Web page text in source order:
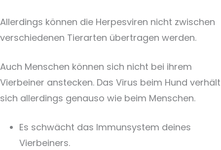
Allerdings können die Herpesviren nicht zwischen
verschiedenen Tierarten übertragen werden.
Auch Menschen können sich nicht bei ihrem
Vierbeiner anstecken. Das Virus beim Hund verhält
sich allerdings genauso wie beim Menschen.
Es schwächt das Immunsystem deines
Vierbeiners.